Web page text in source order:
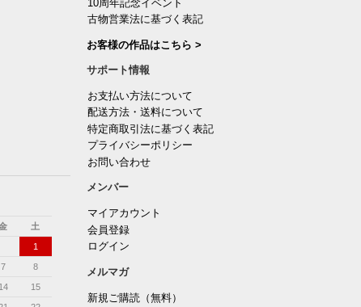
土
1
7 8
14 15
10周年記念イベント
古物営業法に基づく表記
お客様の作品はこちら >
サポート情報
お支払い方法について
配送方法・送料について
特定商取引法に基づく表記
プライバシーポリシー
お問い合わせ
メンバー
マイアカウント
会員登録
ログイン
メルマガ
新規ご購読（無料）